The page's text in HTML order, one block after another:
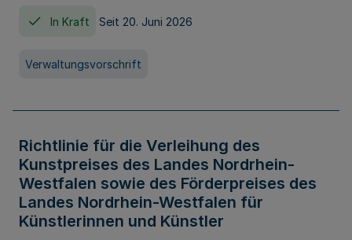
In Kraft Seit 20. Juni 2026
Verwaltungsvorschrift
Richtlinie für die Verleihung des
Kunstpreises des Landes Nordrhein-
Westfalen sowie des Förderpreises des
Landes Nordrhein-Westfalen für
Künstlerinnen und Künstler